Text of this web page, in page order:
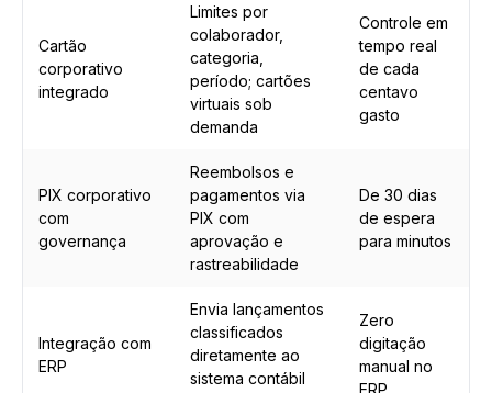
Cartão
corporativo
integrado
Limites por
colaborador,
categoria,
período; cartões
virtuais sob
demanda
Controle em
tempo real
de cada
centavo
gasto
PIX corporativo
com
governança
Reembolsos e
pagamentos via
PIX com
aprovação e
rastreabilidade
De 30 dias
de espera
para minutos
Integração com
ERP
Envia lançamentos
classificados
diretamente ao
sistema contábil
Zero
digitação
manual no
ERP